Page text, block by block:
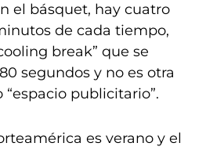
el básquet, hay cuatro
de cada tiempo,
break” que se
segundos y no es otra
publicitario”.
es verano y el